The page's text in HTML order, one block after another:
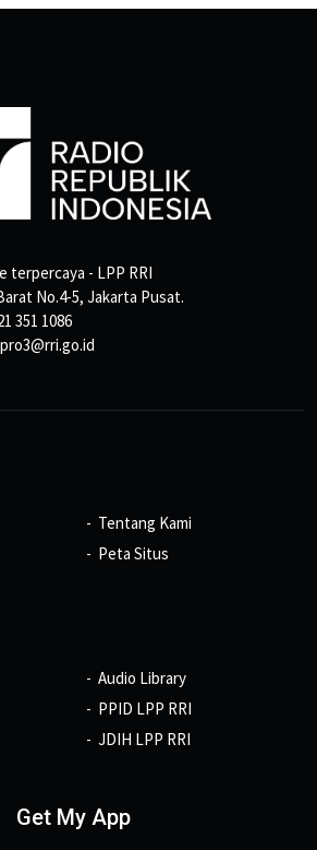
terpercaya - LPP RRI
No.4-5, Jakarta Pusat.
351 1086
Tentang Kami
Peta Situs
Audio Library
PPID LPP RRI
JDIH LPP RRI
Get My App